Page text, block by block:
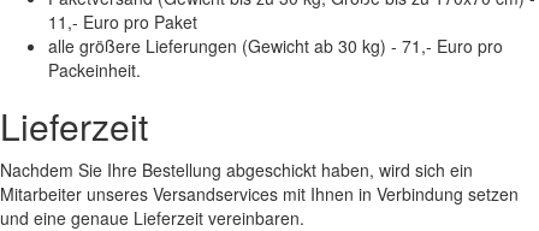
11,- Euro pro Paket
alle größere Lieferungen (Gewicht ab 30 kg) - 71,- Euro pro
Packeinheit.
Lieferzeit
Nachdem Sie Ihre Bestellung abgeschickt haben, wird sich ein
Mitarbeiter unseres Versandservices mit Ihnen in Verbindung setzen
und eine genaue Lieferzeit vereinbaren.